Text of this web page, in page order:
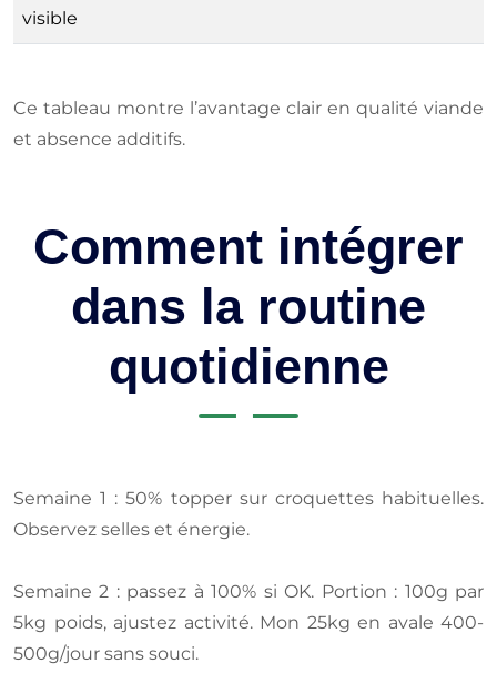
visible
Ce tableau montre l’avantage clair en qualité viande
et absence additifs.
Comment intégrer
dans la routine
quotidienne
Semaine 1 : 50% topper sur croquettes habituelles.
Observez selles et énergie.
Semaine 2 : passez à 100% si OK. Portion : 100g par
5kg poids, ajustez activité. Mon 25kg en avale 400-
500g/jour sans souci.